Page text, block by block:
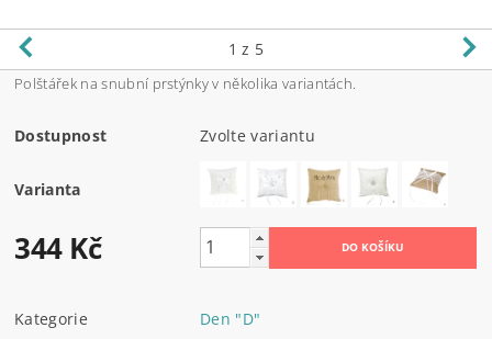
1 z 5
Polštářek na snubní prstýnky v několika variantách.
Dostupnost Zvolte variantu
Varianta
344 Kč
Kategorie
Den "D"